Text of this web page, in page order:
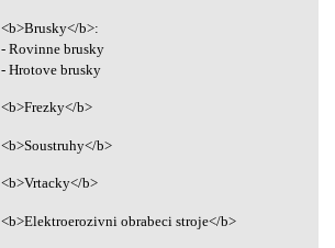
<b>Brusky</b>:
- Rovinne brusky
- Hrotove brusky
<b>Frezky</b>
<b>Soustruhy</b>
<b>Vrtacky</b>
<b>Elektroerozivni obrabeci stroje</b>